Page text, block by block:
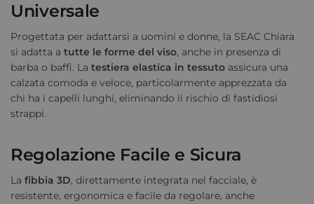
Universale
Progettata per adattarsi a uomini e donne, la SEAC Chiara
si adatta a tutte le forme del viso, anche in presenza di
barba o baffi. La testiera elastica in tessuto assicura una
calzata comoda e veloce, particolarmente apprezzata da
chi ha i capelli lunghi, eliminando il rischio di fastidiosi
strappi.
Regolazione Facile e Sicura
La fibbia 3D, direttamente integrata nel facciale, è
resistente, ergonomica e facile da regolare, anche